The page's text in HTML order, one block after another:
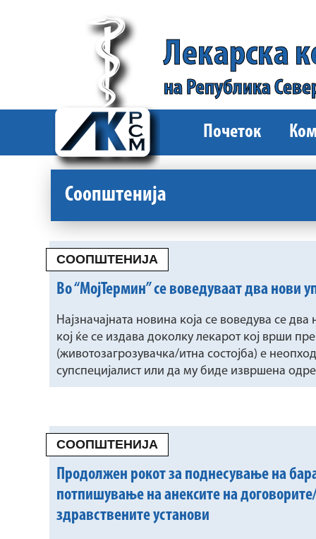
Лекарска
на Република
Почеток
Соопштенија
СООПШТЕНИЈА
Во “МојТермин” се воведуваат два нови
Најзначајната новина која се воведува се
кој ќе се издава доколку лекарот кој врши
(животозагрозувачка/итна состојба) е
супспецијалист или да му биде извршена
СООПШТЕНИЈА
Продолжен рокот за поднесување на
потпишување на анексите на
здравствените установи